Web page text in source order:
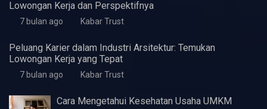
5 Fitur Samsung A07 yang Pas untuk Kebutuhan
Dasar Harian
4 minggu ago Kabar Trust
KWaS Hadir di JIFFINA 2026 (Jogja
International Furniture & Craft Fair Indonesia)
5 bulan ago Kabar Trust